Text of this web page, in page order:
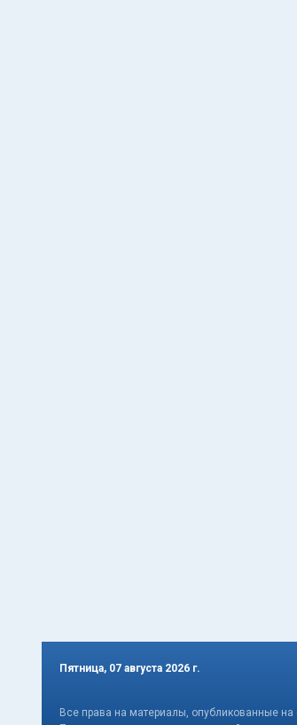
Пятница, 07 августа 2026 г.
Все права на материалы, опубликованные на